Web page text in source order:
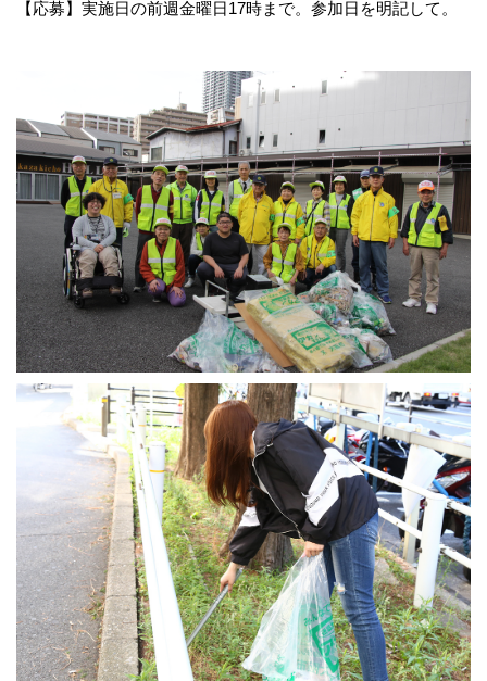
【応募】実施日の前週金曜日17時まで。参加日を明記して。